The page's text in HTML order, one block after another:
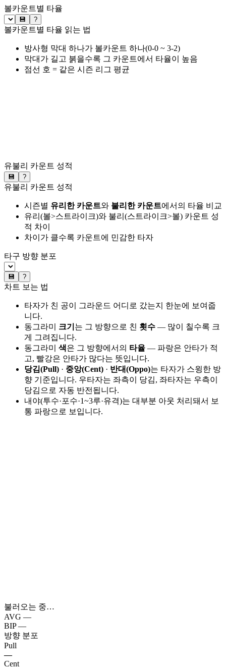
볼카운트별 타율
💾 ?
볼카운트별 타율 읽는 법
방사형 막대 하나가 볼카운트 하나(0-0 ~ 3-2)
막대가 길고 붉을수록 그 카운트에서 타율이 높음
점선 호 = 같은 시즌 리그 평균
유불리 카운트 성적
💾 ?
유불리 카운트 성적
시즌별 유리한 카운트와 불리한 카운트에서의 타율 비교
유리(볼>스트라이크)와 불리(스트라이크>볼) 카운트 성
적 차이
차이가 클수록 카운트에 민감한 타자
타구 방향 분포
💾 ?
차트 보는 법
타자가 친 공이 그라운드 어디로 갔는지 한눈에 보여줍
니다.
동그라미 크기 는 그 방향으로 친 횟수 — 많이 칠수록 크
게 그려집니다.
동그라미 색은 그 방향에서의 타율 — 파랑은 안타가 적
고, 빨강은 안타가 많다는 뜻입니다.
당김(Pull) · 중앙(Cent) · 반대(Oppo)는 타자가 스윙한 방
향 기준입니다. 우타자는 좌측이 당김, 좌타자는 우측이
당김으로 자동 반전됩니다.
내야(투수·포수·1~3루·유격)는 대부분 아웃 처리돼서 보
통 파랑으로 보입니다.
불러오는 중…
AVG —
BIP —
방향 분포
Pull
—
Cent